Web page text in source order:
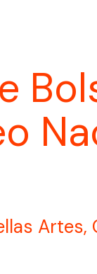
Artes,